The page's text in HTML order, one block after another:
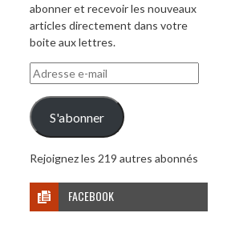
abonner et recevoir les nouveaux
articles directement dans votre
boite aux lettres.
Adresse
e-
mail
S'abonner
Rejoignez les 219 autres abonnés
FACEBOOK